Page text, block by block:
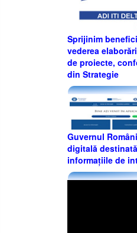
Sprijinim
vederea
de proiecte,
din Strategie
Guvernul
digitală
informațiile de